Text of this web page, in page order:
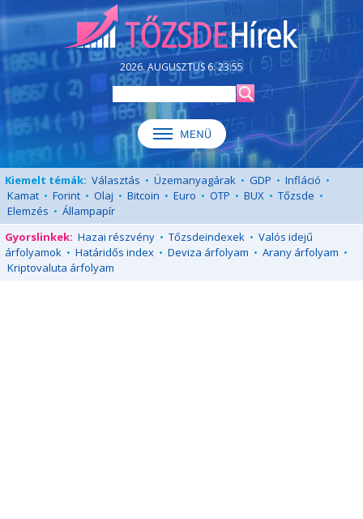
2026. AUGUSZTUS 6. 23:55
Kiemelt témák: Választás • Üzemanyagárak • GDP • Infláció •
Kamat • Forint • Olaj • Bitcoin • Euro • OTP • BUX • Tőzsde •
Elemzés • Állampapír
Gyorslinkek: Hazai részvény • Tőzsdeindexek • Valós idejű
árfolyamok • Határidős index • Deviza árfolyam • Arany árfolyam •
Kriptovaluta árfolyam